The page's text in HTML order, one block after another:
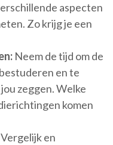
aspecten
Zo krijg je een
Neem de tijd om de
en te
zeggen. Welke
komen
Vergelijk en